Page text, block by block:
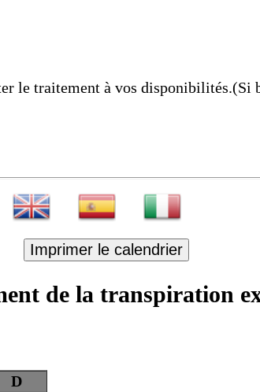
le traitement à vos
Imprimer le calendrier
de la transpiration
D